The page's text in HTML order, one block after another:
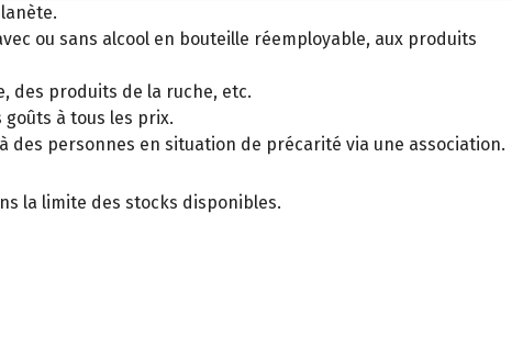
ou sans alcool en bouteille réemployable, aux produits
des produits de la ruche, etc.
à tous les prix.
des personnes en situation de précarité via une association.
la limite des stocks disponibles.